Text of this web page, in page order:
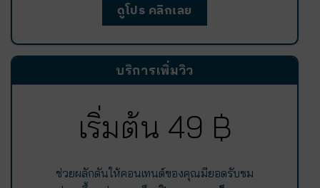
ดูโปร คลิกเลย
บริการเพิ่มวิว
เริ่มต้น 49 ฿
ช่วยผลักดันให้คอนเทนต์ของคุณมียอดรับชม